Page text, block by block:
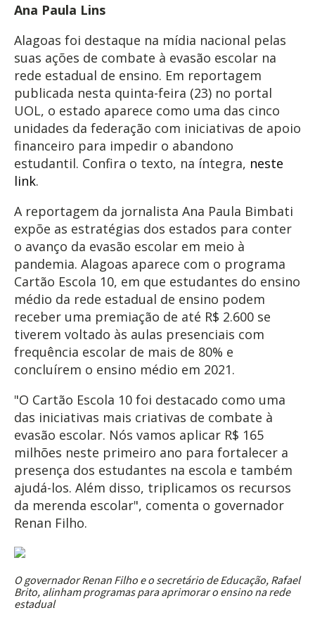
Ana Paula Lins
Alagoas foi destaque na mídia nacional pelas
suas ações de combate à evasão escolar na
rede estadual de ensino. Em reportagem
publicada nesta quinta-feira (23) no portal
UOL, o estado aparece como uma das cinco
unidades da federação com iniciativas de apoio
financeiro para impedir o abandono
estudantil. Confira o texto, na íntegra, neste
link.
A reportagem da jornalista Ana Paula Bimbati
expõe as estratégias dos estados para conter
o avanço da evasão escolar em meio à
pandemia. Alagoas aparece com o programa
Cartão Escola 10, em que estudantes do ensino
médio da rede estadual de ensino podem
receber uma premiação de até R$ 2.600 se
tiverem voltado às aulas presenciais com
frequência escolar de mais de 80% e
concluírem o ensino médio em 2021.
"O Cartão Escola 10 foi destacado como uma
das iniciativas mais criativas de combate à
evasão escolar. Nós vamos aplicar R$ 165
milhões neste primeiro ano para fortalecer a
presença dos estudantes na escola e também
ajudá-los. Além disso, triplicamos os recursos
da merenda escolar", comenta o governador
Renan Filho.
O governador Renan Filho e o secretário de Educação, Rafael
Brito, alinham programas para aprimorar o ensino na rede
estadual